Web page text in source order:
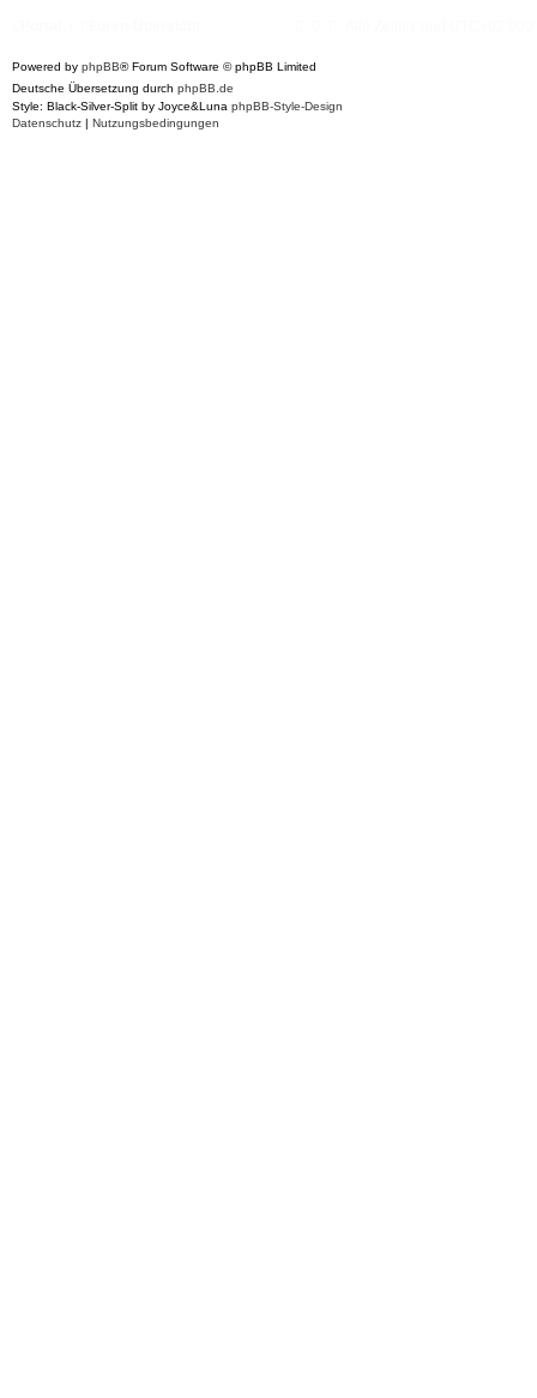
Powered by phpBB® Forum Software © phpBB Limited
Deutsche Übersetzung durch phpBB.de
Style: Black-Silver-Split by Joyce&Luna phpBB-Style-Design
Datenschutz | Nutzungsbedingungen